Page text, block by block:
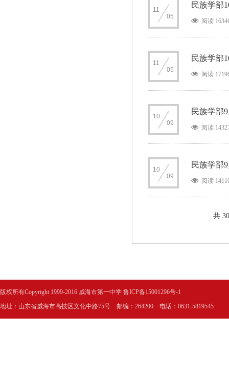
11
05
民族学部
阅读
11
05
民族学部
阅读
10
09
民族学部
阅读
10
09
民族学部
阅读
共
版权所有Copyright 1999-2016 威海市第一中学 鲁ICP备15001296号-1
地址：山东省威海市高技区文化中路75号 邮编：264200 电话：0631-5819545